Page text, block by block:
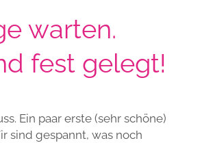
warten.
fest gelegt!
Ein paar erste (sehr schöne)
sind gespannt, was noch